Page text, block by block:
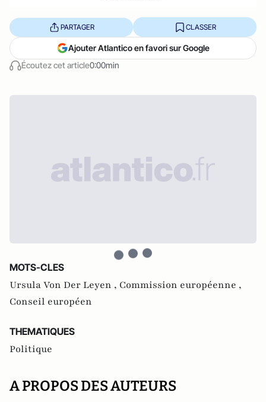
Écoutez cet article0:00min
PARTAGER CLASSER
Ajouter Atlantico en favori sur Google
MOTS-CLES
Ursula Von Der Leyen , Commission européenne ,
Conseil européen
THEMATIQUES
Politique
A PROPOS DES AUTEURS